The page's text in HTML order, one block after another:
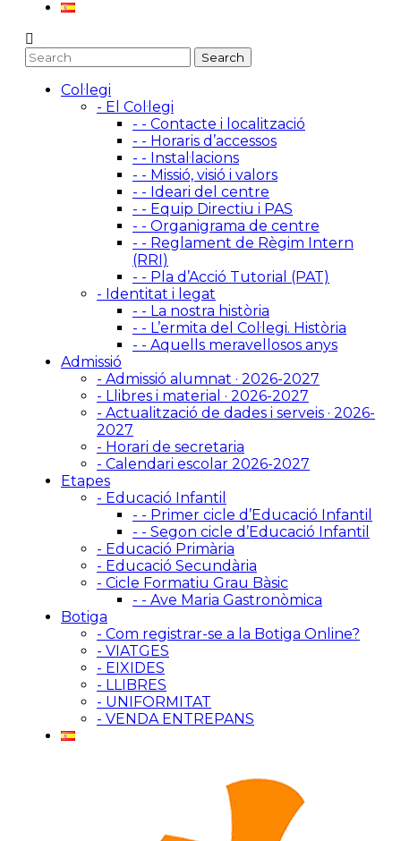
Col·legi
- El Col·legi
- - Contacte i localització
- - Horaris d’accessos
- - Instal·lacions
- - Missió, visió i valors
- - Ideari del centre
- - Equip Directiu i PAS
- - Organigrama de centre
- - Reglament de Règim Intern
(RRI)
- - Pla d’Acció Tutorial (PAT)
- Identitat i legat
- - La nostra història
- - L’ermita del Col·legi. Història
- - Aquells meravellosos anys
Admissió
- Admissió alumnat · 2026-2027
- Llibres i material · 2026-2027
- Actualització de dades i serveis · 2026-
2027
- Horari de secretaria
- Calendari escolar 2026-2027
Etapes
- Educació Infantil
- - Primer cicle d’Educació Infantil
- - Segon cicle d’Educació Infantil
- Educació Primària
- Educació Secundària
- Cicle Formatiu Grau Bàsic
- - Ave Maria Gastronòmica
Botiga
- Com registrar-se a la Botiga Online?
- VIATGES
- EIXIDES
- LLIBRES
- UNIFORMITAT
- VENDA ENTREPANS